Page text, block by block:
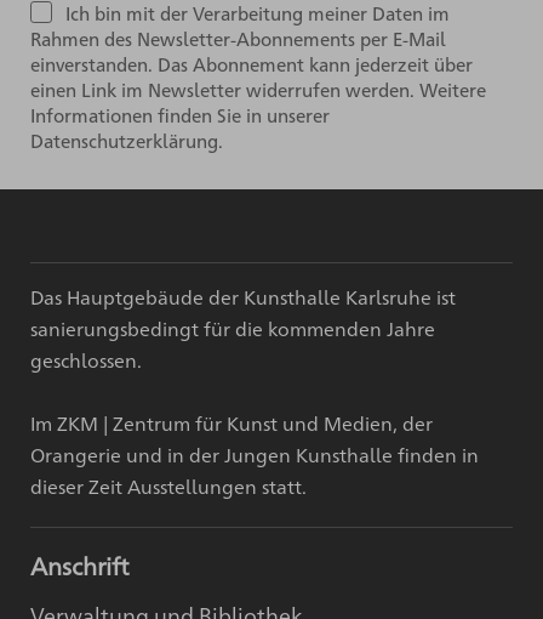
Ich bin mit der Verarbeitung meiner Daten im
Rahmen des Newsletter-Abonnements per E-Mail
einverstanden. Das Abonnement kann jederzeit über
einen Link im Newsletter widerrufen werden. Weitere
Informationen finden Sie in unserer
Datenschutzerklärung.
Das Hauptgebäude der Kunsthalle Karlsruhe ist
sanierungsbedingt für die kommenden Jahre
geschlossen.
Im ZKM | Zentrum für Kunst und Medien, der
Orangerie und in der Jungen Kunsthalle finden in
dieser Zeit Ausstellungen statt.
Anschrift